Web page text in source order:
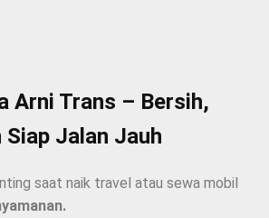
Arni Trans – Bersih,
Siap Jalan Jauh
saat naik travel atau sewa mobil